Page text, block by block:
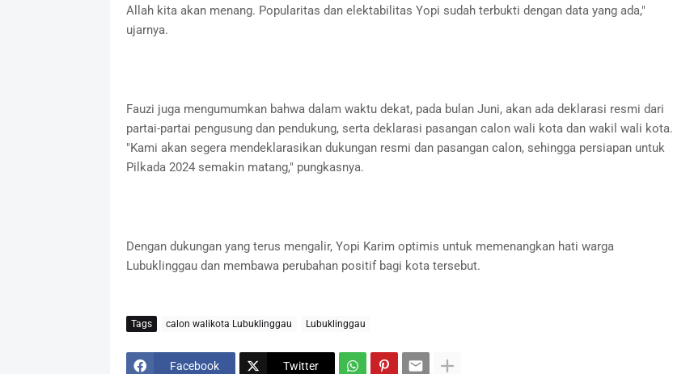
Allah kita akan menang. Popularitas dan elektabilitas Yopi sudah terbukti dengan data yang ada,"
ujarnya.
Fauzi juga mengumumkan bahwa dalam waktu dekat, pada bulan Juni, akan ada deklarasi resmi dari
partai-partai pengusung dan pendukung, serta deklarasi pasangan calon wali kota dan wakil wali kota.
"Kami akan segera mendeklarasikan dukungan resmi dan pasangan calon, sehingga persiapan untuk
Pilkada 2024 semakin matang," pungkasnya.
Dengan dukungan yang terus mengalir, Yopi Karim optimis untuk memenangkan hati warga
Lubuklinggau dan membawa perubahan positif bagi kota tersebut.
Tags calon walikota Lubuklinggau Lubuklinggau
Facebook Twitter